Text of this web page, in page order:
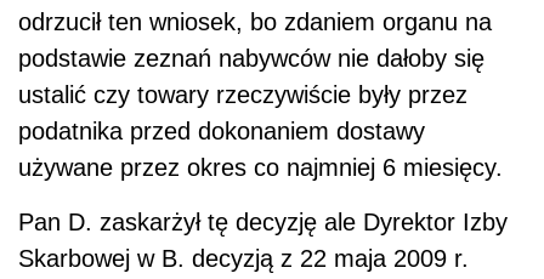
odrzucił ten wniosek, bo zdaniem organu na
podstawie zeznań nabywców nie dałoby się
ustalić czy towary rzeczywiście były przez
podatnika przed dokonaniem dostawy
używane przez okres co najmniej 6 miesięcy.
Pan D. zaskarżył tę decyzję ale Dyrektor Izby
Skarbowej w B. decyzją z 22 maja 2009 r.